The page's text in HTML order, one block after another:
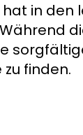
in
finden.